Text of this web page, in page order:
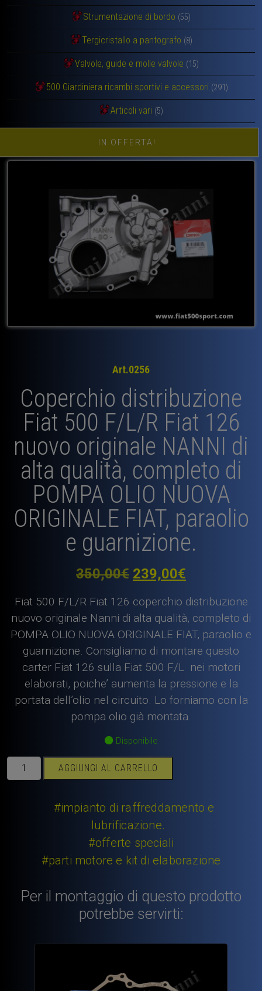
Strumentazione di bordo (55)
Tergicristallo a pantografo (8)
Valvole, guide e molle valvole (15)
500 Giardiniera ricambi sportivi e accessori (291)
Articoli vari (5)
IN OFFERTA!
Art.0256
Coperchio distribuzione
Fiat 500 F/L/R Fiat 126
nuovo originale NANNI di
alta qualità, completo di
POMPA OLIO NUOVA
ORIGINALE FIAT, paraolio
e guarnizione.
350,00€ Il
prezzo
originale
era:
350,00€.
239,00€
prezzo
attuale
è:
239,00€.
Fiat 500 F/L/R Fiat 126 coperchio distribuzione
nuovo originale Nanni di alta qualità, completo di
POMPA OLIO NUOVA ORIGINALE FIAT, paraolio e
guarnizione. Consigliamo di montare questo
carter Fiat 126 sulla Fiat 500 F/L nei motori
elaborati, poiche’ aumenta la pressione e la
portata dell’olio nel circuito. Lo forniamo con la
pompa olio già montata.
Disponibile
Coperchio
distribuzione
NANNI
AGGIUNGI AL CARRELLO
#impianto di raffreddamento e
lubrificazione.
#offerte speciali
#parti motore e kit di elaborazione
Per il montaggio di questo prodotto
potrebbe servirti: